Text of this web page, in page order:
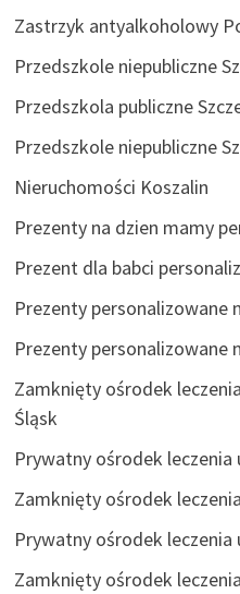
Zastrzyk antyalkoholowy
Przedszkole niepubliczne
Przedszkola publiczne
Przedszkole niepubliczne
Nieruchomości Koszalin
Prezenty na dzien mamy
Prezent dla babci
Prezenty personalizowane
Prezenty personalizowane
Zamknięty ośrodek
Śląsk
Prywatny ośrodek leczenia
Zamknięty ośrodek
Prywatny ośrodek
Zamknięty ośrodek